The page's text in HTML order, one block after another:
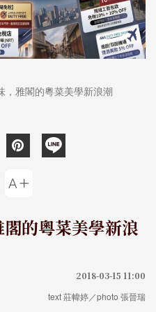
，雅閣的粵菜美學新浪潮
的粵菜美學新浪
2018-03-15 11:00
text 莊幃婷／photo 張晉瑞